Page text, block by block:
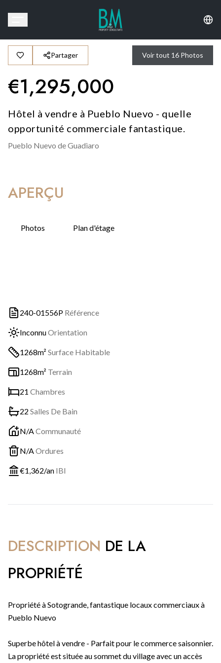
Partager Voir tout 16 Photos
€1,295,000
Hôtel à vendre à Pueblo Nuevo - quelle
opportunité commerciale fantastique.
Pueblo Nuevo de Guadiaro
APERÇU
Photos Plan d'étage
240-01556P Référence
InconnuOrientation
1268m² Surface Habitable
1268m² Terrain
21 Chambres
22 Salles De Bain
N/ACommunauté
N/AOrdures
€1,362/an IBI
DESCRIPTION DE LA
PROPRIÉTÉ
Propriété à Sotogrande, fantastique locaux commerciaux à
Pueblo Nuevo
Superbe hôtel à vendre - Parfait pour le commerce saisonnier.
La propriété est située au sommet du village avec un accès